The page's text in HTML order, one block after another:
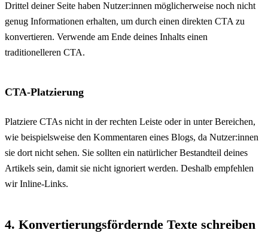
Drittel deiner Seite haben Nutzer:innen möglicherweise noch nicht
genug Informationen erhalten, um durch einen direkten CTA zu
konvertieren. Verwende am Ende deines Inhalts einen
traditionelleren CTA.
CTA-Platzierung
Platziere CTAs nicht in der rechten Leiste oder in unter Bereichen,
wie beispielsweise den Kommentaren eines Blogs, da Nutzer:innen
sie dort nicht sehen. Sie sollten ein natürlicher Bestandteil deines
Artikels sein, damit sie nicht ignoriert werden. Deshalb empfehlen
wir Inline-Links.
4. Konvertierungsfördernde Texte schreiben